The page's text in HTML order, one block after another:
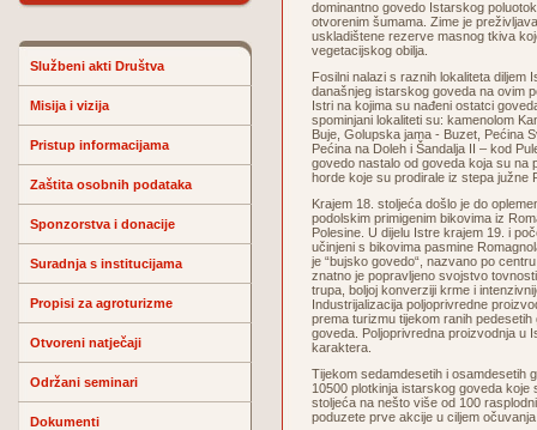
Službeni akti Društva
Misija i vizija
Pristup informacijama
Zaštita osobnih podataka
Sponzorstva i donacije
Suradnja s institucijama
Propisi za agroturizme
Otvoreni natječaji
Održani seminari
Dokumenti
dominantno govedo Istarskog
otvorenim šumama. Zime je
uskladištene rezerve masnog tkiva
vegetacijskog obilja.
Fosilni nalazi s raznih lokaliteta
današnjeg istarskog goveda na ovim
Istri na kojima su nađeni ostatci
spominjani lokaliteti su: kamenolom
Buje, Golupska jama - Buzet, Pećina
Pećina na Doleh i Šandalja II – kod
govedo nastalo od goveda koja su na
horde koje su prodirale iz stepa južne
Krajem 18. stoljeća došlo je do
podolskim primigenim bikovima iz
Polesine. U dijelu Istre krajem 19. i
učinjeni s bikovima pasmine
je “bujsko govedo“, nazvano po
znatno je popravljeno svojstvo
trupa, boljoj konverziji krme i
Industrijalizacija poljoprivredne
prema turizmu tijekom ranih
goveda. Poljoprivredna proizvodnja u
karaktera.
Tijekom sedamdesetih i osamdesetih
10500 plotkinja istarskog goveda
stoljeća na nešto više od 100
poduzete prve akcije u ciljem